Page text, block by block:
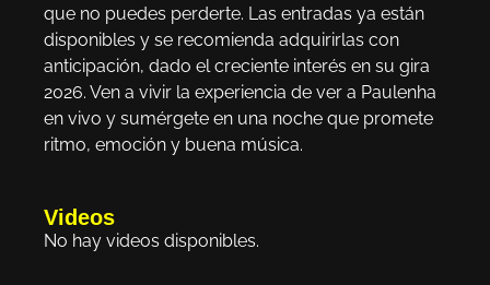
que no puedes perderte. Las entradas ya están
disponibles y se recomienda adquirirlas con
anticipación, dado el creciente interés en su gira
2026. Ven a vivir la experiencia de ver a Paulenha
en vivo y sumérgete en una noche que promete
ritmo, emoción y buena música.
Videos
No hay videos disponibles.